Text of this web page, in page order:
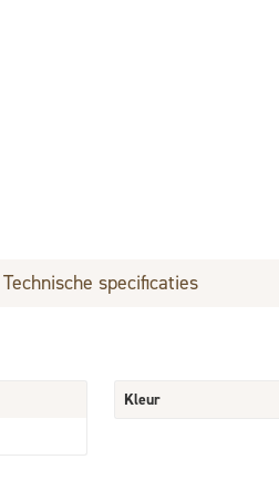
Technische specificaties
Kleur